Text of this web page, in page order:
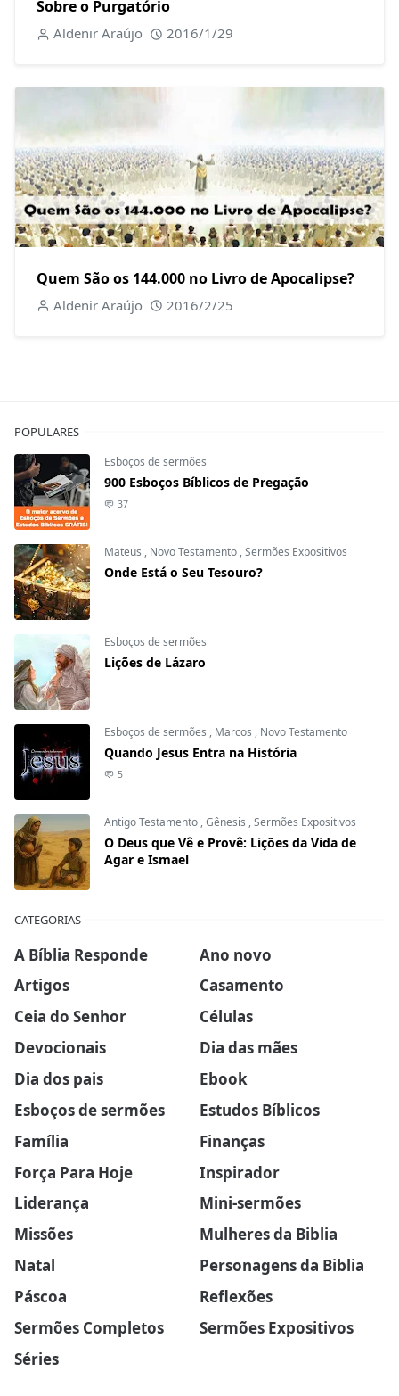
Sobre o Purgatório
Aldenir Araújo 2016/1/29
Quem São os 144.000 no Livro de Apocalipse?
Aldenir Araújo 2016/2/25
POPULARES
Esboços de sermões
900 Esboços Bíblicos de Pregação
37
Mateus , Novo Testamento ,Sermões Expositivos
Onde Está o Seu Tesouro?
Esboços de sermões
Lições de Lázaro
Esboços de sermões , Marcos , Novo Testamento
Quando Jesus Entra na História
5
Antigo Testamento ,Gênesis ,Sermões Expositivos
O Deus que Vê e Provê: Lições da Vida de
Agar e Ismael
CATEGORIAS
A Bíblia Responde
Ano novo
Artigos
Casamento
Ceia do Senhor
Células
Devocionais
Dia das mães
Dia dos pais
Ebook
Esboços de sermões
Estudos Bíblicos
Família
Finanças
Força Para Hoje
Inspirador
Liderança
Mini-sermões
Missões
Mulheres da Biblia
Natal
Personagens da Biblia
Páscoa
Reflexões
Sermões Completos
Sermões Expositivos
Séries